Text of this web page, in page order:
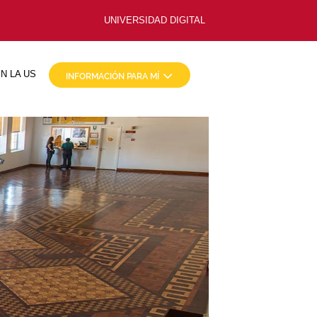
UNIVERSIDAD DIGITAL
LA US